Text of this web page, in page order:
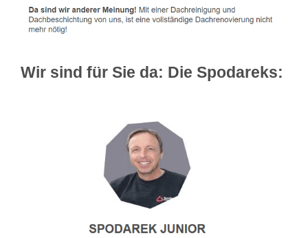
Wir sind für Sie da: Die Spodareks: